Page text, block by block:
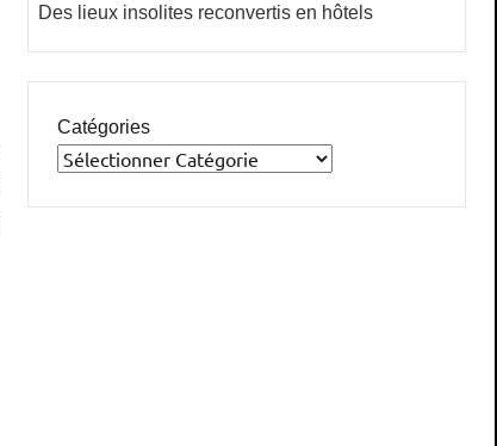
Des lieux insolites reconvertis en hôtels
Catégories